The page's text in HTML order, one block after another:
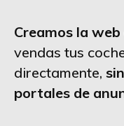
Creamos la web
vendas tus
directamente,
portales de